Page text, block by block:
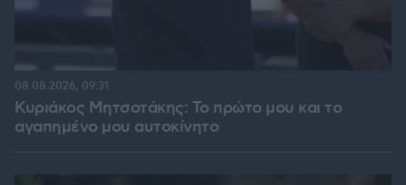
Κυριάκος Μητσοτάκης: Το πρώτο μου και το
αγαπημένο μου αυτοκίνητο
08.08.2026, 09:31